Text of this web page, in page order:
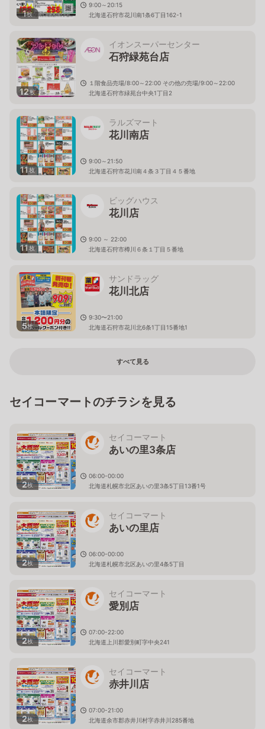
1枚
9:00～20:15
北海道石狩市花川南1条6丁目162-1
12枚
イオンスーパーセンター
石狩緑苑台店
１階食品売場/8:00～22:00 その他の売場/9:00～22:00
北海道石狩市緑苑台中央1丁目2
11枚
ラルズマート
花川南店
9:00～21:50
北海道石狩市花川南４条３丁目４５番地
11枚
ビッグハウス
花川店
9:00 ～ 22:00
北海道石狩市樽川６条１丁目５番地
5枚
サンドラッグ
花川北店
9:30〜21:00
北海道石狩市花川北6条1丁目15番地1
すべて見る
セイコーマートのチラシを見る
2枚
セイコーマート
あいの里3条店
06:00-00:00
北海道札幌市北区あいの里3条5丁目13番1号
2枚
セイコーマート
あいの里店
06:00-00:00
北海道札幌市北区あいの里4条5丁目
2枚
セイコーマート
愛別店
07:00-22:00
北海道上川郡愛別町字中央241
2枚
セイコーマート
赤井川店
07:00-21:00
北海道余市郡赤井川村字赤井川285番地